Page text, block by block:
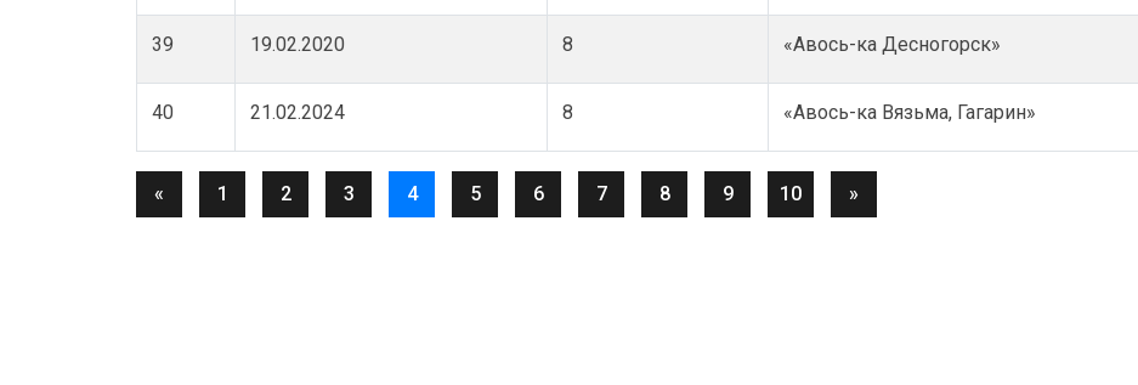
39 19.02.2020 8 «Авось-ка Десногорск»
40 21.02.2024 8 «Авось-ка Вязьма, Гагарин»
« 1 2 3 4 5 6 7 8 9 10 »